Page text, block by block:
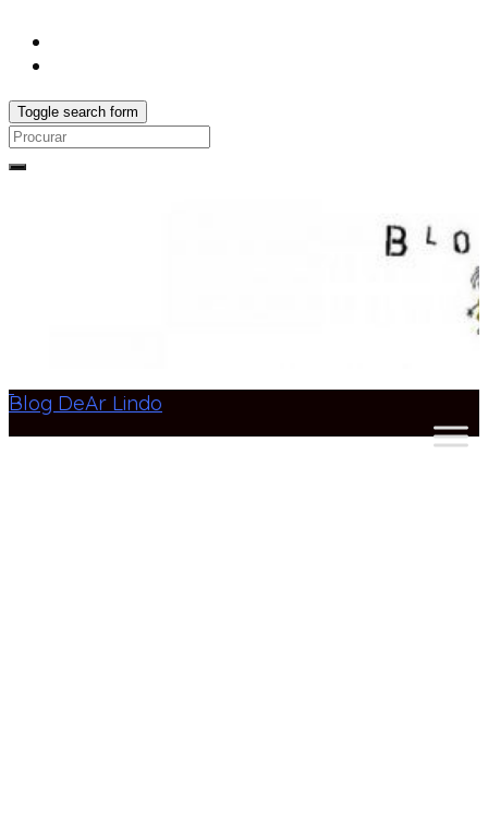
Toggle search form
Search
Blog DeAr Lindo